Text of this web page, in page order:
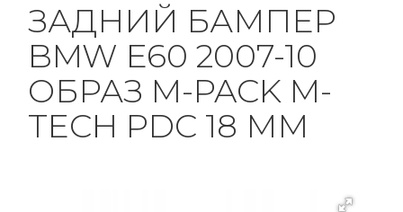
ЗАДНИЙ БАМПЕР
BMW E60 2007-10
ОБРАЗ M-PACK M-
TECH PDC 18 ММ